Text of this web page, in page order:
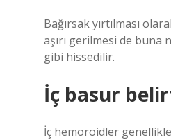
Bağırsak yırtılması
aşırı gerilmesi de buna
gibi hissedilir.
İç basur
İç hemoroidler